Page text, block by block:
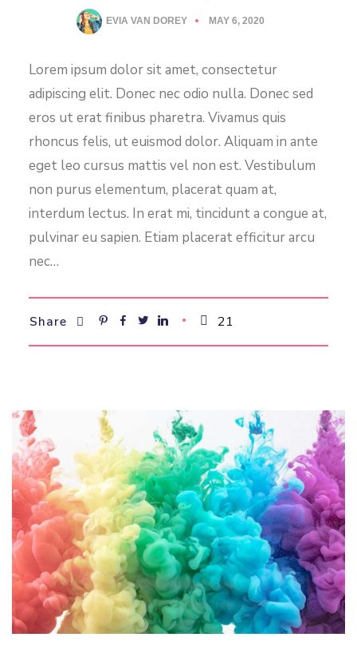
EVIA VAN DOREY MAY 6, 2020
Lorem ipsum dolor sit amet, consectetur
adipiscing elit. Donec nec odio nulla. Donec sed
eros ut erat finibus pharetra. Vivamus quis
rhoncus felis, ut euismod dolor. Aliquam in ante
eget leo cursus mattis vel non est. Vestibulum
non purus elementum, placerat quam at,
interdum lectus. In erat mi, tincidunt a congue at,
pulvinar eu sapien. Etiam placerat efficitur arcu
nec…
Share 21